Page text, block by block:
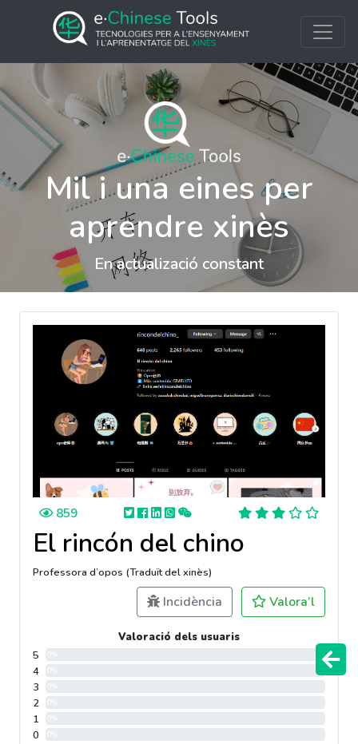
Mil i una eines per
aprendre xinès
En actualizació constant
859
El rincón del chino
Professora d’opos (Traduït del xinès)
Incidència Valora’l
Valoració dels usuaris
5
4
3
2
1
0